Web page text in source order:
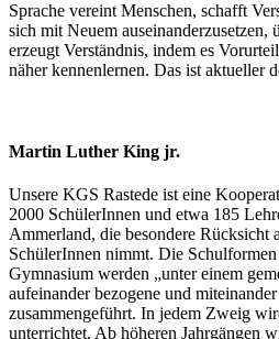
Sprache vereint Menschen, schafft
sich mit Neuem auseinanderzusetzen,
erzeugt Verständnis, indem es
näher kennenlernen. Das ist aktueller
Martin Luther King jr.
Unsere KGS Rastede ist eine
2000 SchülerInnen und etwa 185
Ammerland, die besondere Rücksicht
SchülerInnen nimmt. Die
Gymnasium werden „unter einem
aufeinander bezogene und
zusammengeführt. In jedem Zweig
unterrichtet. Ab höheren Jahrgängen